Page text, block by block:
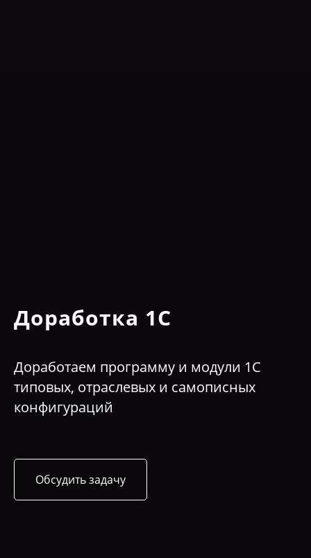
Доработка 1С
Доработаем программу и модули 1С
типовых, отраслевых и самописных
конфигураций
Обсудить задачу